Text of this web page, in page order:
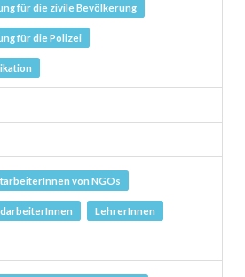
für die zivile Bevölkerung
für die Polizei
von NGOs
LehrerInnen